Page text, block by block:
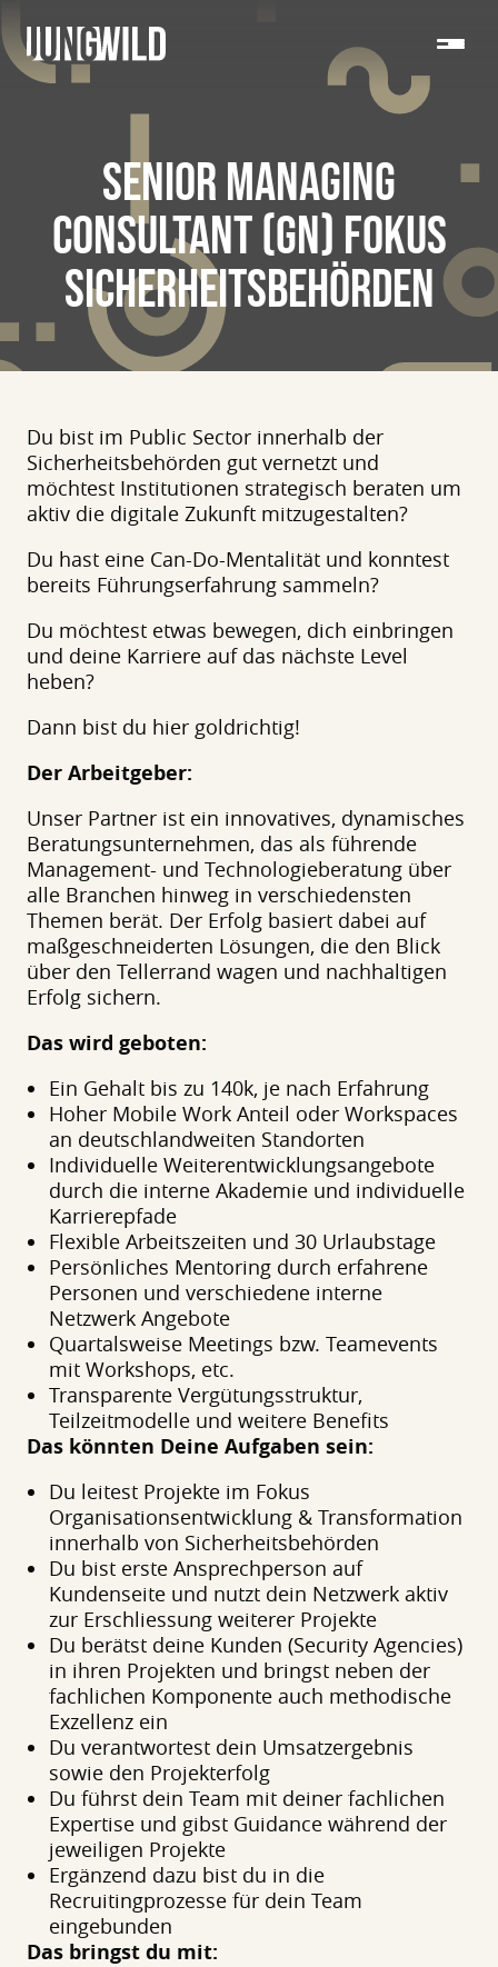
SENIOR MANAGING
CONSULTANT (GN) FOKUS
SICHERHEITSBEHÖRDEN
Du bist im Public Sector innerhalb der
Sicherheitsbehörden gut vernetzt und
möchtest Institutionen strategisch beraten um
aktiv die digitale Zukunft mitzugestalten?
Du hast eine Can-Do-Mentalität und konntest
bereits Führungserfahrung sammeln?
Du möchtest etwas bewegen, dich einbringen
und deine Karriere auf das nächste Level
heben?
Dann bist du hier goldrichtig!
Der Arbeitgeber:
Unser Partner ist ein innovatives, dynamisches
Beratungsunternehmen, das als führende
Management- und Technologieberatung über
alle Branchen hinweg in verschiedensten
Themen berät. Der Erfolg basiert dabei auf
maßgeschneiderten Lösungen, die den Blick
über den Tellerrand wagen und nachhaltigen
Erfolg sichern.
Das wird geboten:
Ein Gehalt bis zu 140k, je nach Erfahrung
Hoher Mobile Work Anteil oder Workspaces
an deutschlandweiten Standorten
Individuelle Weiterentwicklungsangebote
durch die interne Akademie und individuelle
Karrierepfade
Flexible Arbeitszeiten und 30 Urlaubstage
Persönliches Mentoring durch erfahrene
Personen und verschiedene interne
Netzwerk Angebote
Quartalsweise Meetings bzw. Teamevents
mit Workshops, etc.
Transparente Vergütungsstruktur,
Teilzeitmodelle und weitere Benefits
Das könnten Deine Aufgaben sein:
Du leitest Projekte im Fokus
Organisationsentwicklung & Transformation
innerhalb von Sicherheitsbehörden
Du bist erste Ansprechperson auf
Kundenseite und nutzt dein Netzwerk aktiv
zur Erschliessung weiterer Projekte
Du berätst deine Kunden (Security Agencies)
in ihren Projekten und bringst neben der
fachlichen Komponente auch methodische
Exzellenz ein
Du verantwortest dein Umsatzergebnis
sowie den Projekterfolg
Du führst dein Team mit deiner fachlichen
Expertise und gibst Guidance während der
jeweiligen Projekte
Ergänzend dazu bist du in die
Recruitingprozesse für dein Team
eingebunden
Das bringst du mit: